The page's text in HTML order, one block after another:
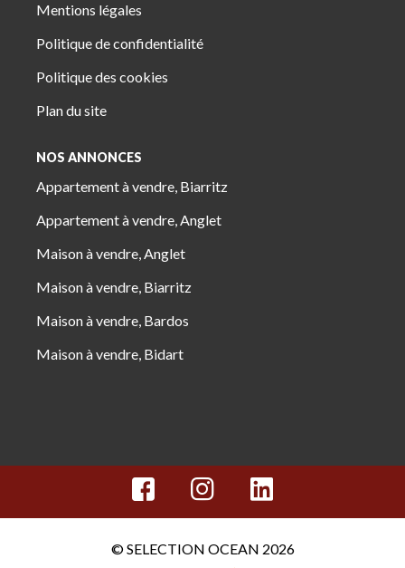
Mentions légales
Politique de confidentialité
Politique des cookies
Plan du site
NOS ANNONCES
Appartement à vendre, Biarritz
Appartement à vendre, Anglet
Maison à vendre, Anglet
Maison à vendre, Biarritz
Maison à vendre, Bardos
Maison à vendre, Bidart
© SELECTION OCEAN 2026